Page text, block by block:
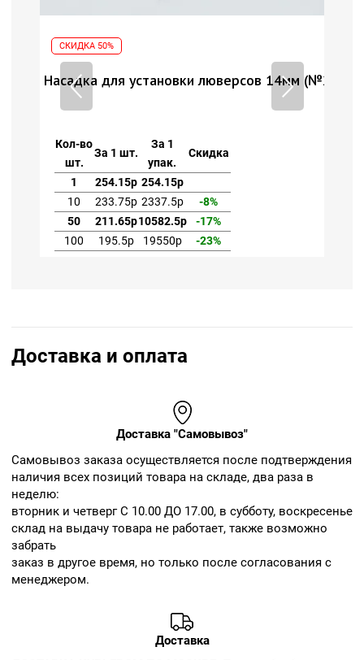
(№27)
СКИДКА 50%
Насадка для установки люверсов 14мм (№27)
Кол-во
шт.
За 1 шт.
За 1
упак.
Скидка
1 254.15р 254.15р
10
233.75р 2337.5р
-8%
50
211.65р10582.5р
-17%
100
195.5р 19550р -23%
Доставка и оплата
Доставка "Самовывоз"
Cамовывоз заказа осуществляется после подтверждения
наличия всех позиций товара на складе, два раза в
неделю:
вторник и четверг С 10.00 ДО 17.00, в субботу, воскресенье
склад на выдачу товара не работает, также возможно
забрать
заказ в другое время, но только после согласования с
менеджером.
Доставка